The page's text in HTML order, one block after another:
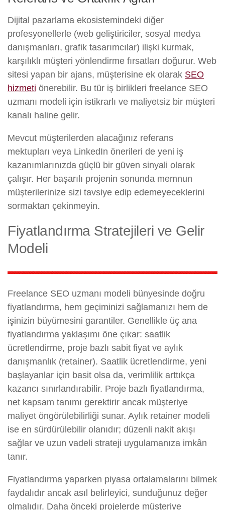
Dijital pazarlama ekosistemindeki diğer
profesyonellerle (web geliştiriciler, sosyal medya
danışmanları, grafik tasarımcılar) ilişki kurmak,
karşılıklı müşteri yönlendirme fırsatları doğurur. Web
sitesi yapan bir ajans, müşterisine ek olarak SEO
hizmeti önerebilir. Bu tür iş birlikleri freelance SEO
uzmanı modeli için istikrarlı ve maliyetsiz bir müşteri
kanalı haline gelir.
Mevcut müşterilerden alacağınız referans
mektupları veya LinkedIn önerileri de yeni iş
kazanımlarınızda güçlü bir güven sinyali olarak
çalışır. Her başarılı projenin sonunda memnun
müşterilerinize sizi tavsiye edip edemeyeceklerini
sormaktan çekinmeyin.
Fiyatlandırma Stratejileri ve Gelir
Modeli
Freelance SEO uzmanı modeli bünyesinde doğru
fiyatlandırma, hem geçiminizi sağlamanızı hem de
işinizin büyümesini garantiler. Genellikle üç ana
fiyatlandırma yaklaşımı öne çıkar: saatlik
ücretlendirme, proje bazlı sabit fiyat ve aylık
danışmanlık (retainer). Saatlik ücretlendirme, yeni
başlayanlar için basit olsa da, verimlilik arttıkça
kazancı sınırlandırabilir. Proje bazlı fiyatlandırma,
net kapsam tanımı gerektirir ancak müşteriye
maliyet öngörülebilirliği sunar. Aylık retainer modeli
ise en sürdürülebilir olanıdır; düzenli nakit akışı
sağlar ve uzun vadeli strateji uygulamanıza imkân
tanır.
Fiyatlandırma yaparken piyasa ortalamalarını bilmek
faydalıdır ancak asıl belirleyici, sunduğunuz değer
olmalıdır. Daha önceki projelerde müşteriye